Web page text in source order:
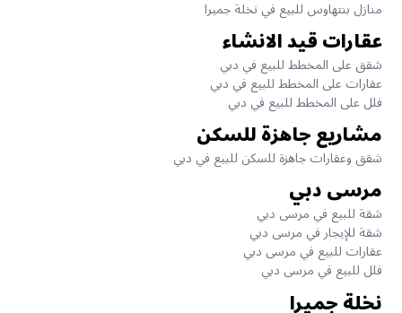
منازل بنتهاوس للبيع في نخلة جميرا
عقارات قيد الانشاء
شقق على المخطط للبيع في دبي
عقارات على المخطط للبيع في دبي
فلل على المخطط للبيع في دبي
مشاريع جاهزة للسكن
شقق وعقارات جاهزة للسكن للبيع في دبي
مرسى دبي
شقة للبيع في مرسى دبي
شقة للإيجار في مرسى دبي
عقارات للبيع في مرسى دبي
فلل للبيع في مرسى دبي
نخلة جميرا